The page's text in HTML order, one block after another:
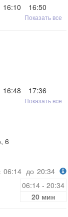
16:10
16:50
Показать все
16:48
17:36
Показать все
6
06:14 до 20:34
06:14 - 20:34
20 мин